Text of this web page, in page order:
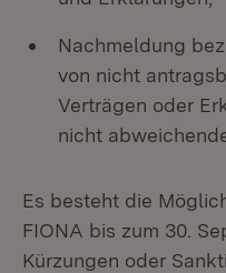
Nachmeldung
von nicht
Verträgen oder
nicht
Es besteht die
FIONA bis zum 30.
Kürzungen oder